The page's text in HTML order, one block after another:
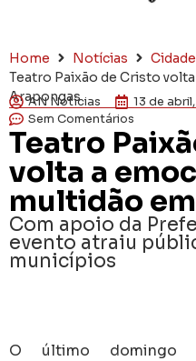
Home Notícias
Teatro Paixão de Cristo
Arapongas
AN Notícias 13 de
Sem Comentários
Teatro
volta a
multidão
Com apoio da
evento atraiu
municípios
O último domingo